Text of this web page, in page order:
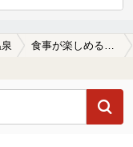
食事が楽しめる仙仁温泉の温泉、日帰り温泉、スーパー銭湯おすすめ